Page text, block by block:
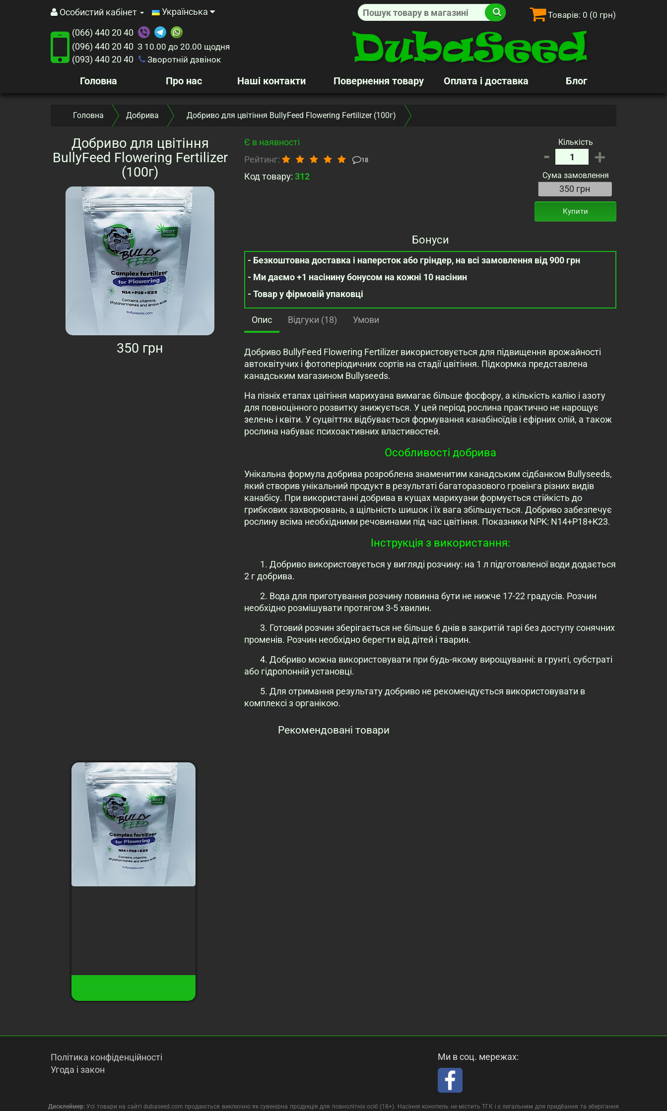
Особистий кабінет Українська Товарів: 0 (0 грн)
(066) 440 20 40
(096) 440 20 40 З 10.00 до 20.00 щодня
(093) 440 20 40 Зворотній дзвінок
Головна Про нас Наші контакти Повернення товару Оплата і доставка Блог
Головна Добрива Добриво для цвітіння BullyFeed Flowering Fertilizer (100г)
Добриво для цвітіння
BullyFeed Flowering Fertilizer
(100г)
350 грн
Є в наявності
Рейтинг:
18
Код товару: 312
Кількість
- +
Сума замовлення
Купити
Бонуси
- Безкоштовна доставка і наперсток або гріндер, на всі замовлення від 900 грн
- Ми даємо +1 насінину бонусом на кожні 10 насінин
- Товар у фірмовій упаковці
Опис Відгуки (18) Умови
Добриво BullyFeed Flowering Fertilizer використовується для підвищення врожайності
автоквітучих і фотоперіодичних сортів на стадії цвітіння. Підкормка представлена
канадським магазином Bullyseeds.
На пізніх етапах цвітіння марихуана вимагає більше фосфору, а кількість калію і азоту
для повноцінного розвитку знижується. У цей період рослина практично не нарощує
зелень і квіти. У суцвіттях відбувається формування канабіноїдів і ефірних олій, а також
рослина набуває психоактивних властивостей.
Особливості добрива
Унікальна формула добрива розроблена знаменитим канадським сідбанком Bullyseeds,
який створив унікальний продукт в результаті багаторазового гровінга різних видів
канабісу. При використанні добрива в кущах марихуани формується стійкість до
грибкових захворювань, а щільність шишок і їх вага збільшується. Добриво забезпечує
рослину всіма необхідними речовинами під час цвітіння. Показники NPK: N14+P18+K23.
Інструкція з використання:
1. Добриво використовується у вигляді розчину: на 1 л підготовленої води додається
2 г добрива.
2. Вода для приготування розчину повинна бути не нижче 17-22 градусів. Розчин
необхідно розмішувати протягом 3-5 хвилин.
3. Готовий розчин зберігається не більше 6 днів в закритій тарі без доступу сонячних
променів. Розчин необхідно берегти від дітей і тварин.
4. Добриво можна використовувати при будь-якому вирощуванні: в грунті, субстраті
або гідропонній установці.
5. Для отримання результату добриво не рекомендується використовувати в
комплексі з органікою.
Рекомендовані товари
Політика конфіденційності
Угода і закон
Ми в соц. мережах:
Дисклеймер: Усі товари на сайті dubaseed.com продаються виключно як сувенірна продукція для повнолітніх осіб (18+). Насіння конопель не містить ТГК і є легальним для придбання та зберігання